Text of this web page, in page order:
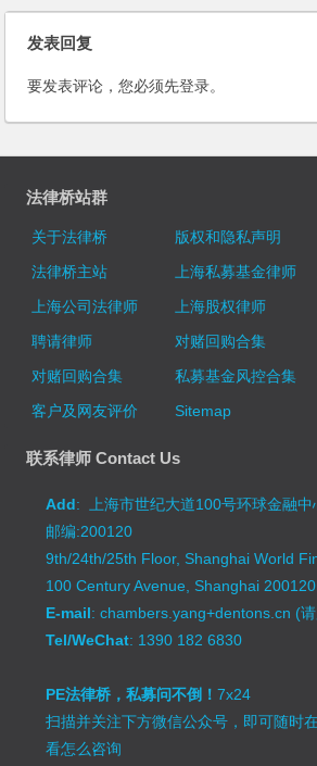
发表回复
要发表评论，您必须先登录。
法律桥站群
关于法律桥 版权和隐私声明
法律桥主站
上海私募基金律师
上海公司法律师
上海股权律师
聘请律师
对赌回购合集
对赌回购合集
私募基金风控合集
客户及网友评价
Sitemap
联系律师 Contact Us
Add: 上海市世纪大道100号环球金融
邮编:200120
9th/24th/25th Floor, Shanghai World
100 Century Avenue, Shanghai
E-mail: chambers.yang+dentons.cn (
Tel/WeChat: 1390 182 6830
PE法律桥，私募问不倒！7x24
扫描并关注下方微信公众号，即可随时在
看怎么咨询